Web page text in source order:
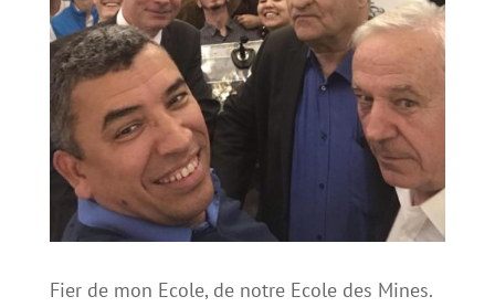
Fier de mon Ecole, de notre Ecole des Mines.